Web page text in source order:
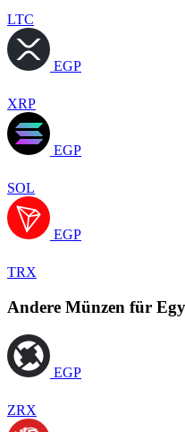
LTC
EGP
XRP
EGP
SOL
EGP
TRX
Andere Münzen für
EGP
ZRX